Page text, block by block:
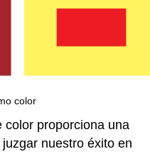
color
color proporciona una
nuestro éxito en